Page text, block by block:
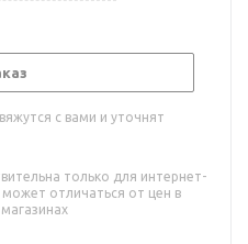
с вами и уточнят
только для интернет-
может отличаться от цен в